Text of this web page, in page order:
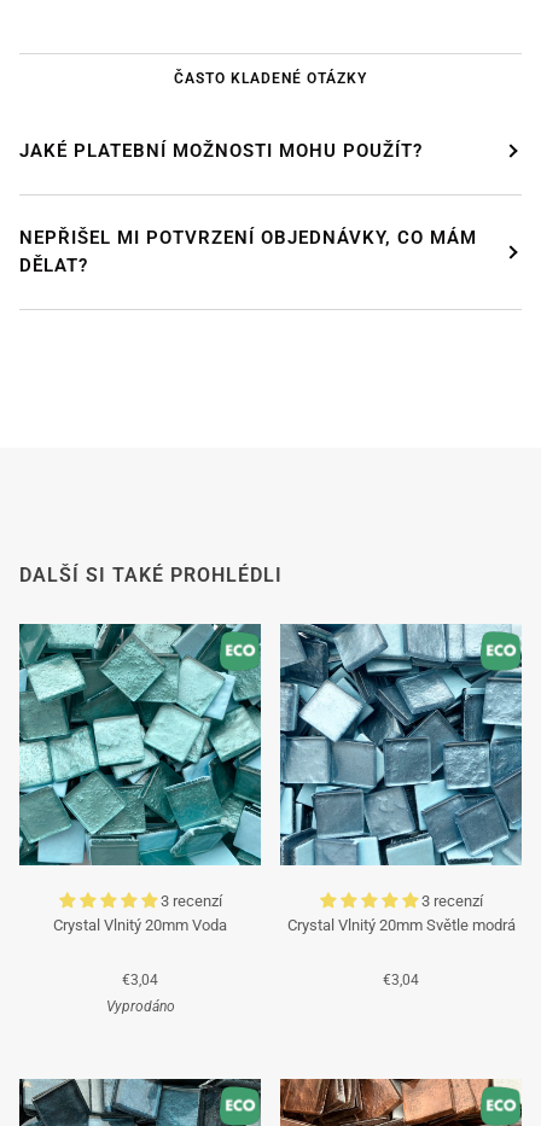
ČASTO KLADENÉ OTÁZKY
JAKÉ PLATEBNÍ MOŽNOSTI MOHU POUŽÍT?
NEPŘIŠEL MI POTVRZENÍ OBJEDNÁVKY, CO MÁM
DĚLAT?
DALŠÍ SI TAKÉ PROHLÉDLI
3 recenzí
Crystal Vlnitý 20mm Voda
€3,04
Vyprodáno
Tyrkysová
3 recenzí
Crystal Vlnitý 20mm Světle modrá
€3,04
Od24. července od 12:00do 9. srpnasi budeme
odpovídat na e-maily.
příjemné léto a těšíme se, že vás po dovolené opět
obsloužíme!
Tým Mosaicshop🌞